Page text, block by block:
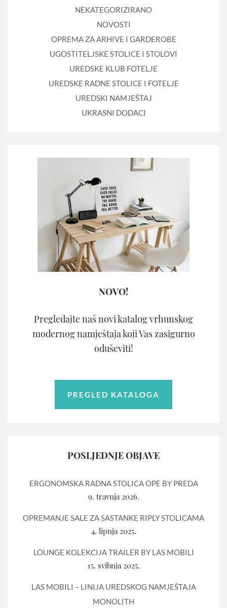
NEKATEGORIZIRANO
NOVOSTI
OPREMA ZA ARHIVE I GARDEROBE
UGOSTITELJSKE STOLICE I STOLOVI
UREDSKE KLUB FOTELJE
UREDSKE RADNE STOLICE I FOTELJE
UREDSKI NAMJEŠTAJ
UKRASNI DODACI
NOVO!
Pregledajte naš novi katalog vrhunskog
modernog namještaja koji Vas zasigurno
oduševiti!
PREGLED KATALOGA
POSLJEDNJE OBJAVE
ERGONOMSKA RADNA STOLICA OPE BY PREDA
9. travnja 2026.
OPREMANJE SALE ZA SASTANKE RIPLY STOLICAMA
4. lipnja 2025.
LOUNGE KOLEKCIJA TRAILER BY LAS MOBILI
15. svibnja 2025.
LAS MOBILI – LINIJA UREDSKOG NAMJEŠTAJA
MONOLITH